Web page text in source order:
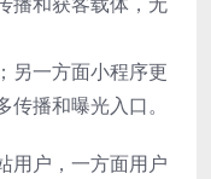
另一方面小程序更
播和曝光入口。
用户，一方面用户